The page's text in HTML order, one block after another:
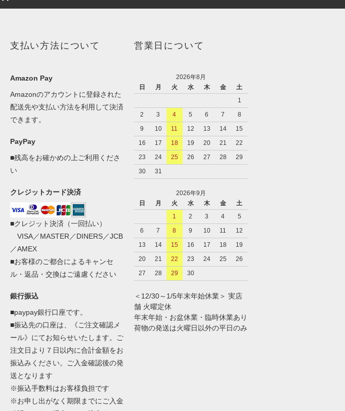
支払い方法について
Amazon Pay
Amazonのアカウントに登録された
配送先や支払い方法を利用して決済
できます。
PayPay
■残高をお確かめの上ご利用くださ
い
クレジットカード決済
■クレジット決済（一回払い）
VISA／MASTER／DINERS／JCB
／AMEX
■お客様のご都合によるキャンセ
ル・返品・交換はご遠慮ください
銀行振込
■paypay銀行口座です。
■振込先の口座は、《ご注文確認メ
ール》にてお知らせいたします。ご
注文日より７日以内に合計金額をお
振込みください。ご入金確認後の発
送となります
※振込手数料はお客様負担です
※お申し出がなく期限までにご入金
営業日について
2026年8月
日
月 火 水 木 金
土
1
2
3 4 5 6 7
8
9
10 11 12 13 14
15
16
17 18 19 20 21
22
23
24 25 26 27 28
29
30
31
2026年9月
日
月 火 水 木 金
土
1
2 3 4
5
6
7 8 9 10 11
12
13
14 15 16 17 18
19
20
21 22 23 24 25
26
27
28 29 30
＜12/30～1/5年末年始休業＞ 実店
舗 火曜定休
年末年始・お盆休業・臨時休業あり
荷物の発送は火曜日以外の平日のみ